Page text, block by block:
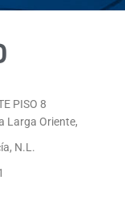
PISO 8
Larga Oriente,
N.L.